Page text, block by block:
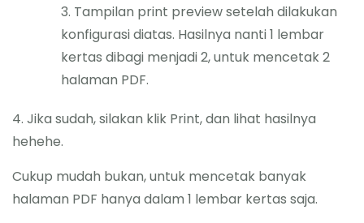
Tampilan print preview setelah dilakukan
konfigurasi diatas. Hasilnya nanti 1 lembar
kertas dibagi menjadi 2, untuk mencetak 2
halaman PDF.
4. Jika sudah, silakan klik Print, dan lihat hasilnya
hehehe.
Cukup mudah bukan, untuk mencetak banyak
halaman PDF hanya dalam 1 lembar kertas saja.